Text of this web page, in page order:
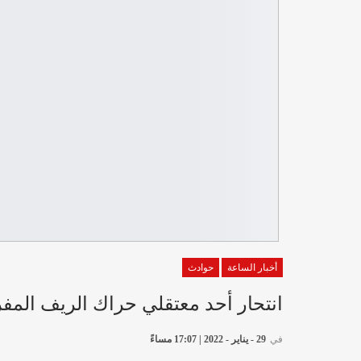
أخبار الساعة حوادث
انتحار أحد معتقلي حراك الريف
في 29 - يناير - 2022 | 17:07 مساءً